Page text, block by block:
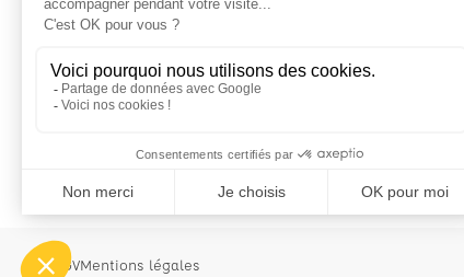
CGVMentions légales